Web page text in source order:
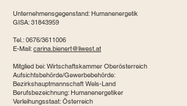
Unternehmensgegenstand: Humanenergetik
GISA: 31843959
Tel.: 0676/3611006
E-Mail: carina.bienert@liwest.at
Mitglied bei: Wirtschaftskammer Oberösterreich
Aufsichtsbehörde/Gewerbebehörde:
Bezirkshauptmannschaft Wels-Land
Berufsbezeichnung: Humanenergetiker
Verleihungsstaat: Österreich